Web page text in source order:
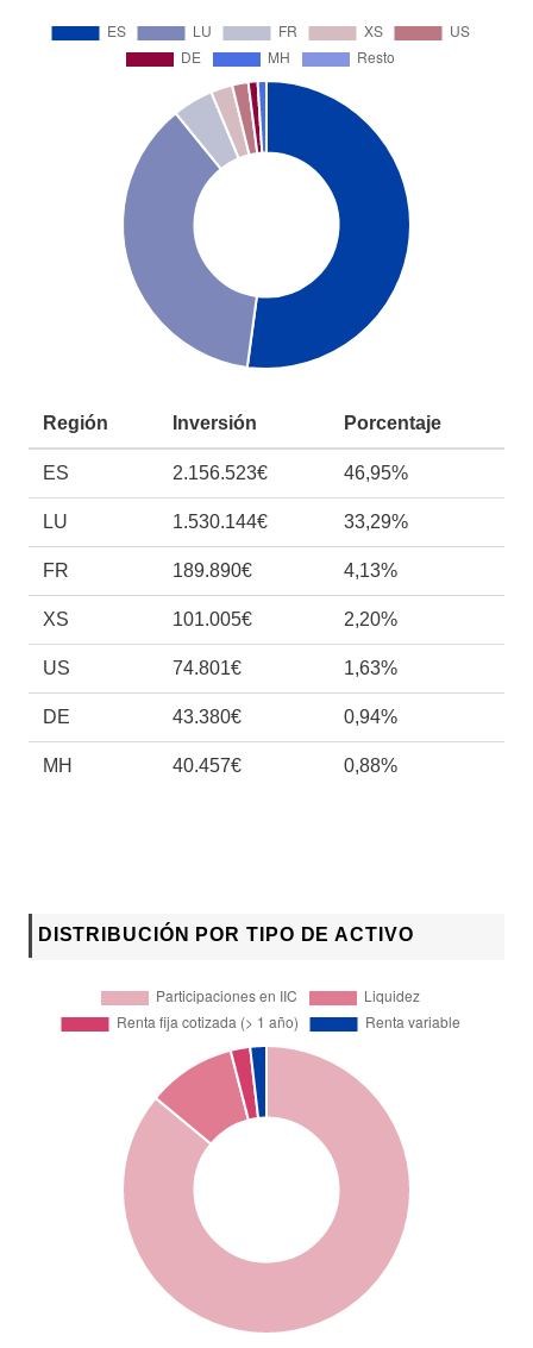
Región Inversión Porcentaje
ES 2.156.523€ 46,95%
LU 1.530.144€ 33,29%
FR 189.890€ 4,13%
XS 101.005€ 2,20%
US 74.801€ 1,63%
DE 43.380€ 0,94%
MH 40.457€ 0,88%
DISTRIBUCIÓN POR TIPO DE ACTIVO